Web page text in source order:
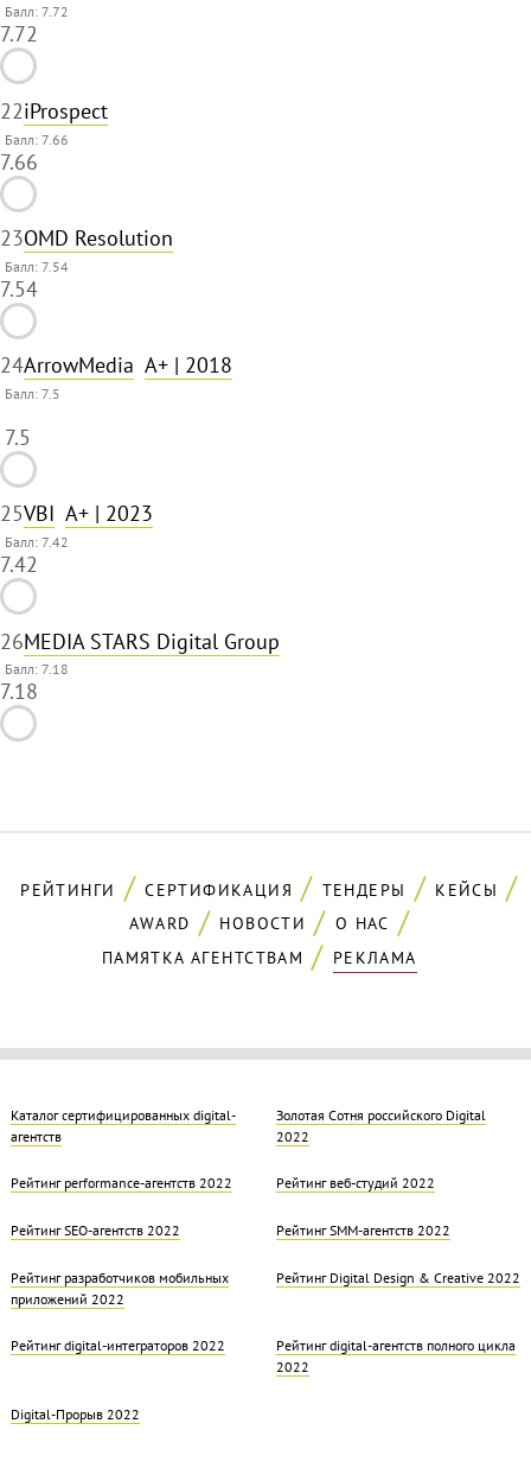
Балл: 7.72
7.72
22iProspect
Балл: 7.66
7.66
23OMD Resolution
Балл: 7.54
7.54
24ArrowMedia A+ | 2018
Балл:7.5
7.5
25VBI A+ | 2023
Балл: 7.42
7.42
26MEDIA STARS Digital Group
Балл: 7.18
7.18
РЕЙТИНГИ СЕРТИФИКАЦИЯ ТЕНДЕРЫ
КЕЙСЫ
AWARD
НОВОСТИ
О НАС
ПАМЯТКА АГЕНТСТВАМ
РЕКЛАМА
Каталог сертифицированных digital-
агентств
Золотая Cотня российского Digital
2022
Рейтинг performance-агентств 2022 Рейтинг веб-студий 2022
Рейтинг SEO-агентств 2022 Рейтинг SMM-агентств 2022
Рейтинг разработчиков мобильных
приложений 2022
Рейтинг Digital Design & Creative 2022
Рейтинг digital-интеграторов 2022
Рейтинг digital-агентств полного цикла
2022
Digital-Прорыв 2022